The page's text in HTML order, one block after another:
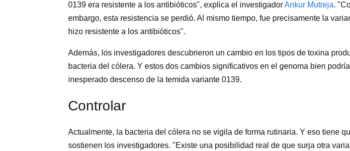
0139 era resistente a los antibióticos", explica el investigadorAnkur Mutreja.
embargo, esta resistencia se perdió. Al mismo tiempo, fue precisamente la
hizo resistente a los antibióticos".
Además, los investigadores descubrieron un cambio en los tipos de toxina
bacteria del cólera. Y estos dos cambios significativos en el genoma bien
inesperado descenso de la temida variante 0139.
Controlar
Actualmente, la bacteria del cólera no se vigila de forma rutinaria. Y eso tiene
sostienen los investigadores. "Existe una posibilidad real de que surja otra